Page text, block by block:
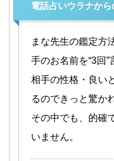
電話占いウラナか
まな先生の鑑定方
手のお名前を“3回”
相手の性格・良い
るのできっと驚か
その中でも、的確
いません。